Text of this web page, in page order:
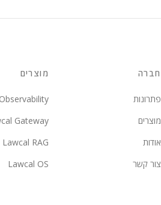
חברה
פתרונות
מוצרים
אודות
צור קשר
מוצרים
Gateway
Lawcal RAG
Lawcal OS